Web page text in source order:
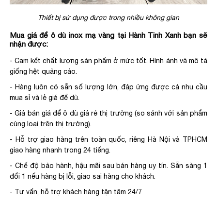
Thiết bị sử dụng được trong nhiều không gian
Mua giá để ô dù inox mạ vàng tại Hành Tinh Xanh bạn sẽ
nhận được:
- Cam kết chất lượng sản phẩm ở mức tốt. Hình ảnh và mô tả
giống hệt quảng cáo.
- Hàng luôn có sẵn số lượng lớn, đáp ứng được cả nhu cầu
mua sỉ và lẻ giá để dù.
- Giá bán giá để ô dù giá rẻ thị trường (so sánh với sản phẩm
cùng loại trên thị trường).
- Hỗ trợ giao hàng trên toàn quốc, riêng Hà Nội và TPHCM
giao hàng nhanh trong 24 tiếng.
- Chế độ bảo hành, hậu mãi sau bán hàng uy tín. Sẵn sàng 1
đổi 1 nếu hàng bị lỗi, giao sai hàng cho khách.
- Tư vấn, hỗ trợ khách hàng tận tâm 24/7